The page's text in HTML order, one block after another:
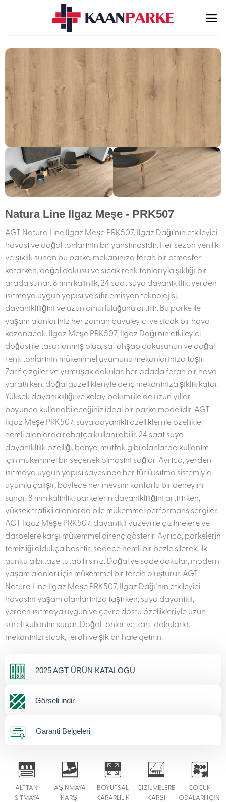
Natura Line Ilgaz Meşe - PRK507
AGT Natura Line Ilgaz Meşe PRK507, Ilgaz Dağı’nın etkileyici
havası ve doğal tonlarının bir yansımasıdır. Her sezon yenilik
ve şıklık sunan bu parke, mekanınıza ferah bir atmosfer
katarken, doğal dokusu ve sıcak renk tonlarıyla şıklığı bir
arada sunar. 8 mm kalınlık, 24 saat suya dayanıklılık, yerden
ısıtmaya uygun yapısı ve sıfır emisyon teknolojisi,
dayanıklılığını ve uzun ömürlülüğünü artırır. Bu parke ile
yaşam alanlarınız her zaman büyüleyici ve sıcak bir hava
kazanacak. Ilgaz Meşe PRK507, Ilgaz Dağı’nın etkileyici
doğası ile tasarlanmış olup, saf ahşap dokusunun ve doğal
renk tonlarının mükemmel uyumunu mekanlarınıza taşır.
Zarif çizgiler ve yumuşak dokular, her odada ferah bir hava
yaratırken, doğal güzellikleriyle de iç mekanınıza şıklık katar.
Yüksek dayanıklılığı ve kolay bakımı ile de uzun yıllar
boyunca kullanabileceğiniz ideal bir parke modelidir. AGT
Ilgaz Meşe PRK507, suya dayanıklı özellikleri ile özellikle
nemli alanlarda rahatça kullanılabilir. 24 saat suya
dayanıklılık özelliği, banyo, mutfak gibi alanlarda kullanım
için mükemmel bir seçenek olmasını sağlar. Ayrıca, yerden
ısıtmaya uygun yapısı sayesinde her türlü ısıtma sistemiyle
uyumlu çalışır, böylece her mevsim konforlu bir deneyim
sunar. 8 mm kalınlık, parkelerin dayanıklılığını artırırken,
yüksek trafikli alanlarda bile mükemmel performans sergiler.
AGT Ilgaz Meşe PRK507, dayanıklı yüzeyi ile çizilmelere ve
darbelere karşı mükemmel direnç gösterir. Ayrıca, parkelerin
temizliği oldukça basittir; sadece nemli bir bezle silerek, ilk
günkü gibi taze tutabilirsiniz. Doğal ve sade dokular, modern
yaşam alanları için mükemmel bir tercih oluşturur. AGT
Natura Line Ilgaz Meşe PRK507, Ilgaz Dağı’nın etkileyici
havasını yaşam alanlarınıza taşırken, suya dayanıklı,
yerden ısıtmaya uygun ve çevre dostu özellikleriyle uzun
süreli kullanım sunar. Doğal tonlar ve zarif dokularla,
mekanınızı sıcak, ferah ve şık bir hale getirin.
2025 AGT ÜRÜN KATALOGU
Görseli indir
Garanti Belgeleri
ALTTAN
ISITMAYA
AŞINMAYA
KARŞI
BOYUTSAL
KARARLILIK
ÇİZİLMELERE
KARŞI
ÇOCUK
ODALARI İÇİN